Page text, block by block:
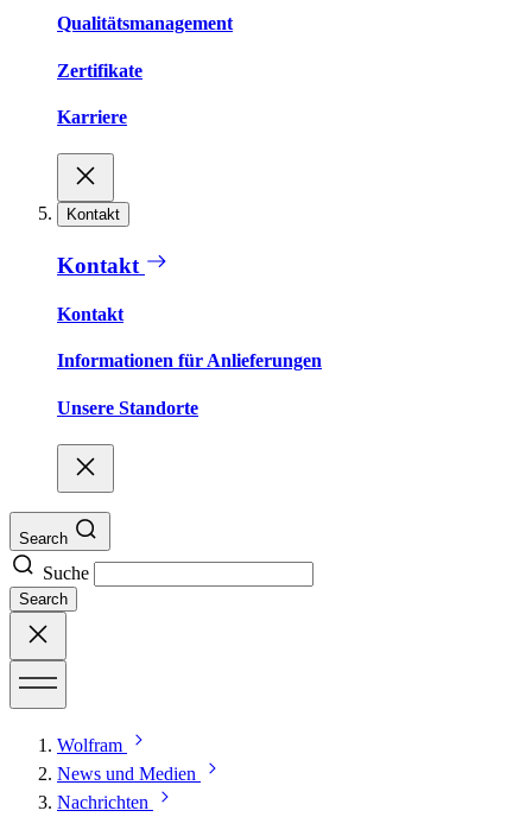
Qualitätsmanagement
Zertifikate
Karriere
Kontakt
Kontakt
Kontakt
Informationen für Anlieferungen
Unsere Standorte
Search
Suche
Search
Wolfram
News und Medien
Nachrichten